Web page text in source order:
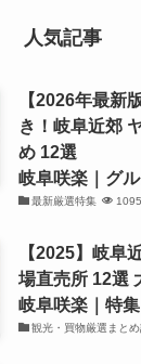
人気記事
【2026年最新
き！岐阜近郊
め 12選
岐阜咲楽｜グ
最新厳選特集
【2025】岐阜
場直売所 12選
岐阜咲楽｜特集
観光・買物厳選まと